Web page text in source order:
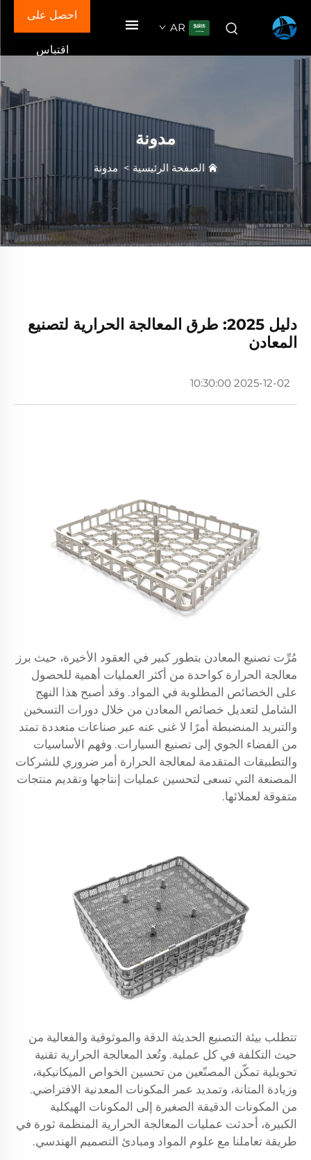
AR
احصل على
اقتباس
مدونة
الصفحة الرئيسية > مدونة
دليل 2025: طرق المعالجة الحرارية لتصنيع
المعادن
2025-12-02 10:30:00
مُرِّت تصنيع المعادن بتطور كبير في العقود الأخيرة، حيث برز
معالجة الحرارة كواحدة من أكثر العمليات أهمية للحصول
على الخصائص المطلوبة في المواد. وقد أصبح هذا النهج
الشامل لتعديل خصائص المعادن من خلال دورات التسخين
والتبريد المنضبطة أمرًا لا غنى عنه عبر صناعات متعددة تمتد
من الفضاء الجوي إلى تصنيع السيارات. وفهم الأساسيات
والتطبيقات المتقدمة لمعالجة الحرارة أمر ضروري للشركات
المصنعة التي تسعى لتحسين عمليات إنتاجها وتقديم منتجات
متفوقة لعملائها.
تتطلب بيئة التصنيع الحديثة الدقة والموثوقية والفعالية من
حيث التكلفة في كل عملية. وتُعد المعالجة الحرارية تقنية
تحويلية تمكّن المصنّعين من تحسين الخواص الميكانيكية،
وزيادة المتانة، وتمديد عمر المكونات المعدنية الافتراضي.
من المكونات الدقيقة الصغيرة إلى المكونات الهيكلية
الكبيرة، أحدثت عمليات المعالجة الحرارية المنظمة ثورة في
طريقة تعاملنا مع علوم المواد ومبادئ التصميم الهندسي.